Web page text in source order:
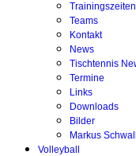
Teams
Kontakt
News
Tischtennis
Termine
Links
Downloads
Bilder
Markus
Volleyball